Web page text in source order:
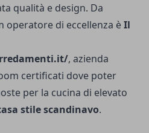
qualità e design. Da
operatore di eccellenza èIl
, azienda
certificati dove poter
per la cucina di elevato
stile scandinavo.